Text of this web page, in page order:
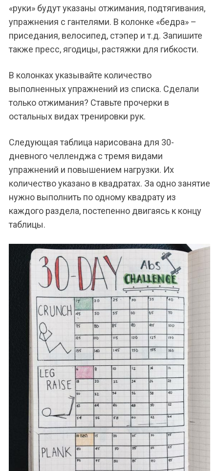
«руки» будут указаны отжимания, подтягивания,
упражнения с гантелями. В колонке «бедра» –
приседания, велосипед, стэпер и т.д. Запишите
также пресс, ягодицы, растяжки для гибкости.
В колонках указывайте количество
выполненных упражнений из списка. Сделали
только отжимания? Ставьте прочерки в
остальных видах тренировки рук.
Следующая таблица нарисована для 30-
дневного челленджа с тремя видами
упражнений и повышением нагрузки. Их
количество указано в квадратах. За одно занятие
нужно выполнить по одному квадрату из
каждого раздела, постепенно двигаясь к концу
таблицы.